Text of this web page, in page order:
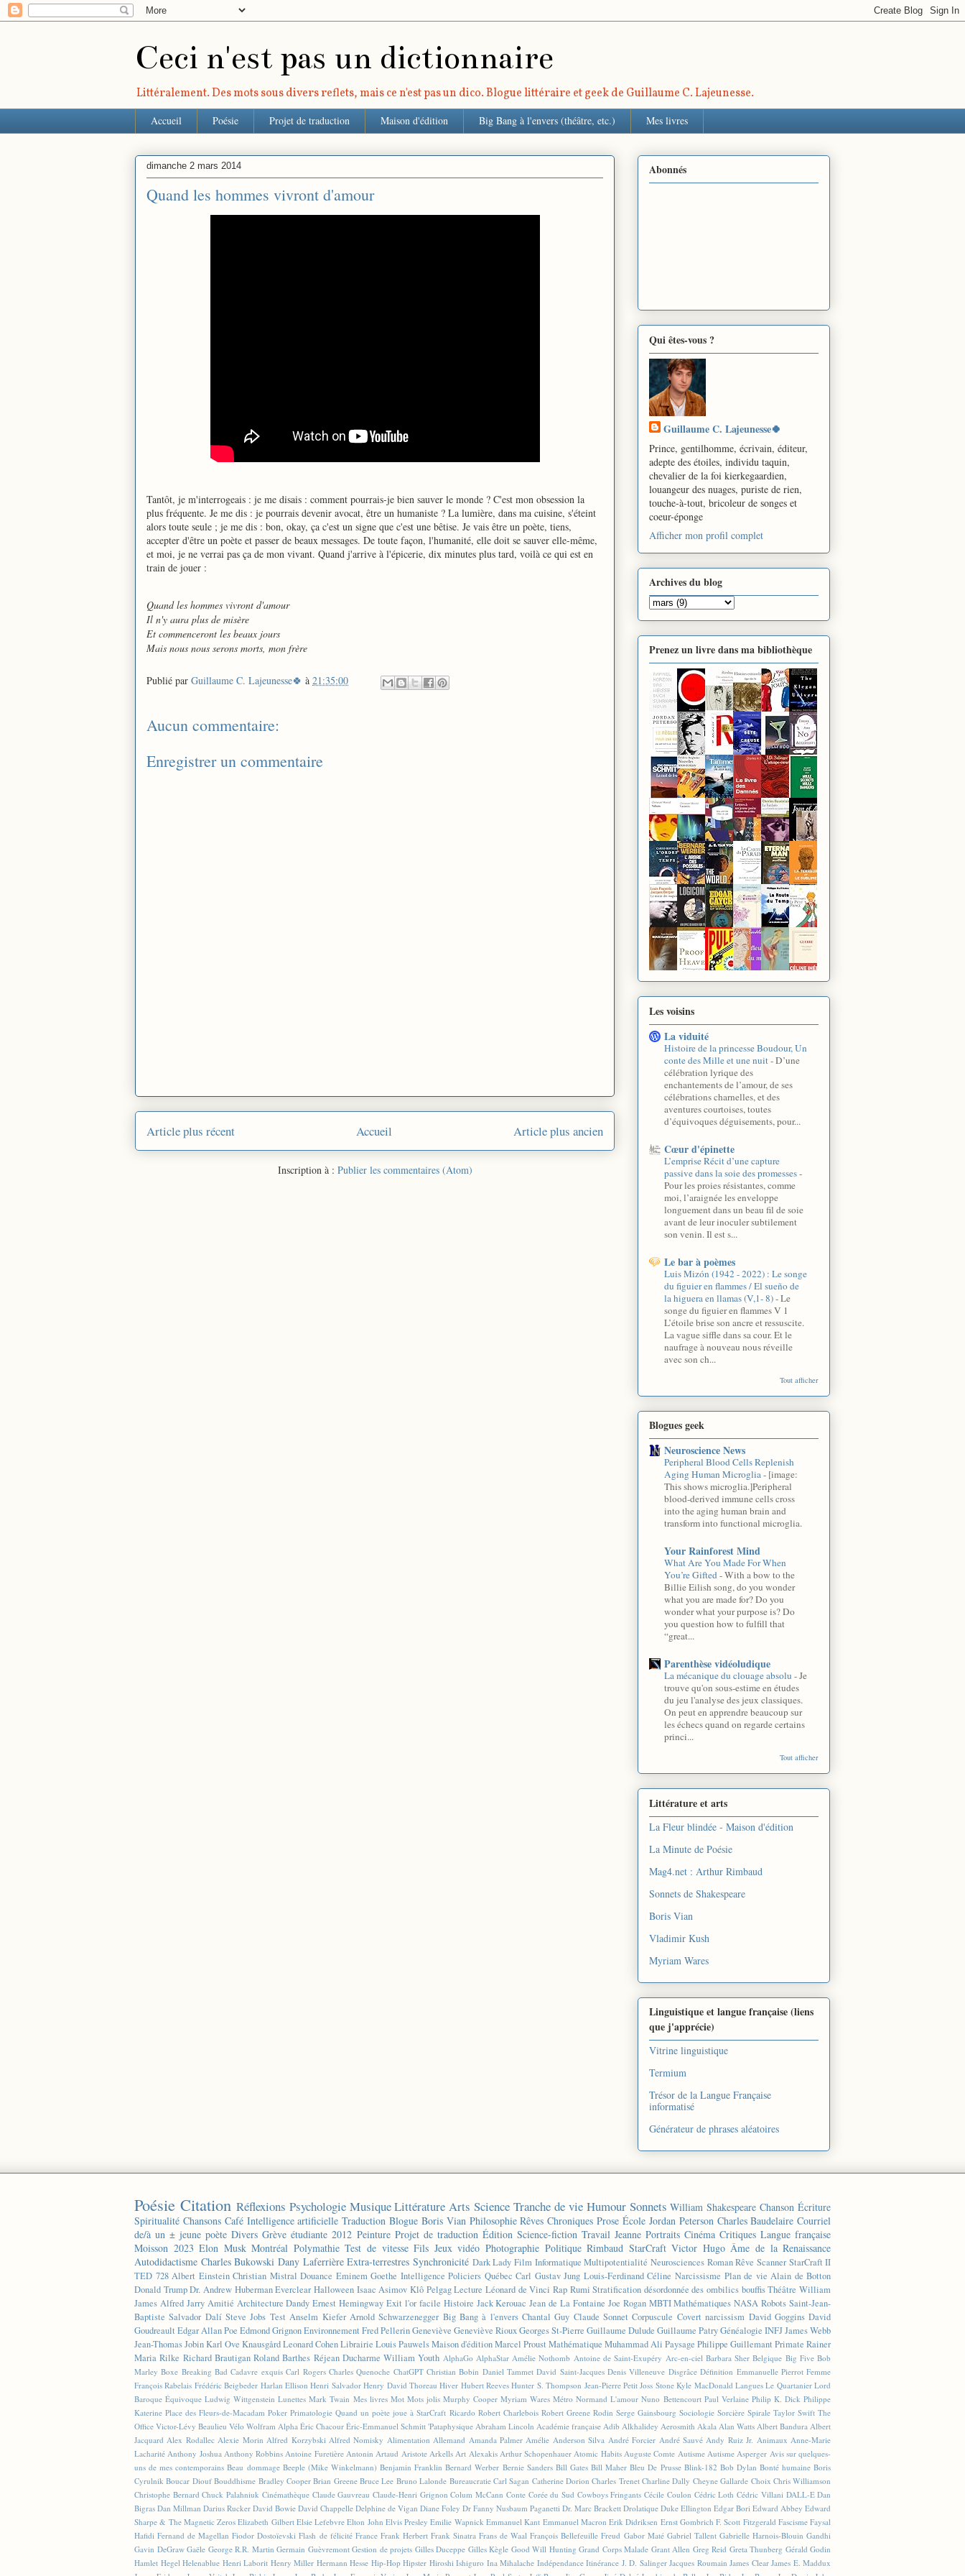
Ceci n'est pas un dictionnaire
Littéralement. Des mots sous divers reflets, mais ce n'est pas un dico. Blogue littéraire et geek de Guillaume C. Lajeunesse.
Accueil Poésie Projet de traduction Maison d'édition Big Bang à l'envers (théâtre, etc.) Mes livres
dimanche 2 mars 2014
Quand les hommes vivront d'amour
Tantôt, je m'interrogeais : je me disais : comment pourrais-je bien sauver le monde ? C'est mon obsession la
plus fréquente. Je me dis : je pourrais devenir avocat, être un humaniste ? La lumière, dans ma cuisine, s'éteint
alors toute seule ; je me dis : bon, okay, ça c'est un signe que c'est une bêtise. Je vais être un poète, tiens,
accepter d'être un poète et passer de beaux messages. De toute façon, l'humanité, elle doit se sauver elle-même,
et moi, je ne verrai pas ça de mon vivant. Quand j'arrive à l'épicerie, dix minutes plus tard, voilà ce qui est en
train de jouer :
Quand les hommes vivront d'amour
Il n'y aura plus de misère
Et commenceront les beaux jours
Mais nous nous serons morts, mon frère
Publié par Guillaume C. Lajeunesse🍀 à 21:35:00
Aucun commentaire:
Enregistrer un commentaire
Article plus récent Article plus ancien
Accueil
Inscription à : Publier les commentaires (Atom)
Abonnés
Qui êtes-vous ?
Guillaume C. Lajeunesse🍀
Prince, gentilhomme, écrivain, éditeur,
adepte des étoiles, individu taquin,
chevalier de la foi kierkegaardien,
louangeur des nuages, puriste de rien,
touche-à-tout, bricoleur de songes et
coeur-éponge
Afficher mon profil complet
Archives du blog
Prenez un livre dans ma bibliothèque
Les voisins
La viduité
Histoire de la princesse Boudour, Un
conte des Mille et une nuit-D’une
célébration lyrique des
enchantements de l’amour, de ses
célébrations charnelles, et des
aventures courtoises, toutes
d’équivoques déguisements, pour...
Cœur d'épinette
L’emprise Récit d’une capture
passive dans la soie des promesses-
Pour les proies résistantes, comme
moi, l’araignée les enveloppe
longuement dans un beau fil de soie
avant de leur inoculer subtilement
son venin. Il est s...
Le bar à poèmes
Luis Mizón (1942 - 2022) : Le songe
du figuier en flammes / El sueño de
la higuera en llamas (V,1- 8)-Le
songe du figuier en flammes V 1
L’étoile brise son ancre et ressuscite.
La vague siffle dans sa cour. Et le
naufrage à nouveau nous réveille
avec son ch...
Tout afficher
Blogues geek
Neuroscience News
Peripheral Blood Cells Replenish
Aging Human Microglia- [image:
This shows microglia.]Peripheral
blood-derived immune cells cross
into the aging human brain and
transform into functional microglia.
Your Rainforest Mind
What Are You Made For When
You’re Gifted-With a bow to the
Billie Eilish song, do you wonder
what you are made for? Do you
wonder what your purpose is? Do
you question how to fulfill that
“great...
Parenthèse vidéoludique
La mécanique du clouage absolu -Je
trouve qu'on sous-estime en études
du jeu l'analyse des jeux classiques.
On peut en apprendre beaucoup sur
les échecs quand on regarde certains
princi...
Tout afficher
Littérature et arts
La Fleur blindée - Maison d'édition
La Minute de Poésie
Mag4.net : Arthur Rimbaud
Sonnets de Shakespeare
Boris Vian
Vladimir Kush
Myriam Wares
Linguistique et langue française (liens
que j'apprécie)
Vitrine linguistique
Termium
Trésor de la Langue Française
informatisé
Générateur de phrases aléatoires
Poésie Citation Réflexions Psychologie Musique Littérature Arts Science Tranche de vie Humour Sonnets William Shakespeare Chanson Écriture
Spiritualité Chansons Café Intelligence artificielle Traduction Blogue Boris Vian Philosophie Rêves Chroniques Prose École Jordan Peterson Charles Baudelaire Courriel
de/à un ± jeune poète Divers Grève étudiante 2012 Peinture Projet de traduction Édition Science-fiction Travail Jeanne Portraits Cinéma Critiques Langue française
Moisson 2023 Elon Musk Montréal Polymathie Test de vitesse Fils Jeux vidéo Photographie Politique Rimbaud StarCraft Victor Hugo Âme de la Renaissance
Autodidactisme Charles Bukowski Dany Laferrière Extra-terrestres Synchronicité Dark Lady Film Informatique Multipotentialité Neurosciences Roman Rêve Scanner StarCraft II
TED 728 Albert Einstein Christian Mistral Douance Eminem Goethe Intelligence Policiers Québec Carl Gustav Jung Louis-Ferdinand Céline Narcissisme Plan de vie Alain de Botton
Donald Trump Dr. Andrew Huberman Everclear Halloween Isaac Asimov Klô Pelgag Lecture Léonard de Vinci Rap Rumi Stratification désordonnée des ombilics bouffis Théâtre William
James Alfred Jarry Amitié Architecture Dandy Ernest Hemingway Exit l'or facile Histoire Jack Kerouac Jean de La Fontaine Joe Rogan MBTI Mathématiques NASA Robots Saint-Jean-
Baptiste Salvador Dalí Steve Jobs Test Anselm Kiefer Arnold Schwarzenegger Big Bang à l'envers Chantal Guy Claude Sonnet Corpuscule Covert narcissism David Goggins David
Goudreault Edgar Allan Poe Edmond GrignonEnvironnement Fred PellerinGeneviève Geneviève RiouxGeorges St-Pierre Guillaume Dulude Guillaume PatryGénéalogie INFJJames Webb
Jean-Thomas JobinKarl Ove KnausgårdLeonard CohenLibrairie Louis PauwelsMaison d'éditionMarcel Proust Mathématique Muhammad Ali Paysage Philippe Guillemant Primate Rainer
Maria Rilke Richard Brautigan Roland Barthes Réjean Ducharme William Youth AlphaGo AlphaStar Amélie Nothomb Antoine de Saint-Exupéry Arc-en-ciel Barbara Sher Belgique Big Five Bob
Marley Boxe Breaking Bad Cadavre exquis Carl Rogers Charles Quenoche ChatGPT Christian Bobin Daniel Tammet David Saint-Jacques Denis Villeneuve Disgrâce Définition Emmanuelle Pierrot Femme
François Rabelais Frédéric Beigbeder Harlan Ellison Henri Salvador Henry David Thoreau Hiver Hubert Reeves Hunter S. Thompson Jean-Pierre Petit Joss Stone Kyle MacDonald Langues Le Quartanier Lord
Baroque Équivoque Ludwig Wittgenstein Lunettes Mark Twain Mes livres Mot Mots jolis Murphy Cooper Myriam Wares Métro Normand L'amour Nuno Bettencourt Paul Verlaine Philip K. Dick Philippe
Katerine Place des Fleurs-de-Macadam Poker Primatologie Quand un poète joue à StarCraft Ricardo Robert Charlebois Robert Greene Rodin Serge Gainsbourg Sociologie Sorcière Spirale Taylor Swift The
Office Victor-Lévy Beaulieu Vélo Wolfram Alpha Éric Chacour Éric-Emmanuel Schmitt 'Pataphysique Abraham Lincoln Académie française Adib Alkhalidey Aerosmith Akala Alan Watts Albert Bandura Albert
Jacquard Alex Rodallec Alexie Morin Alfred Korzybski Alfred Nomisky Alimentation Allemand Amanda Palmer Amélie Anderson Silva André Forcier André Sauvé Andy Ruiz Jr. Animaux Anne-Marie
Lacharité Anthony Joshua Anthony Robbins Antoine Furetière Antonin Artaud Aristote Arkells Art Alexakis Arthur Schopenhauer Atomic Habits Auguste Comte Autisme Autisme Asperger Avis sur quelques-
uns de mes contemporains Beau dommage Beeple (Mike Winkelmann) Benjamin Franklin Bernard Werber Bernie Sanders Bill Gates Bill Maher Bleu De Prusse Blink-182 Bob Dylan Bonté humaine Boris
Cyrulnik Boucar Diouf Bouddhisme Bradley Cooper Brian Greene Bruce Lee Bruno Lalonde Bureaucratie Carl Sagan Catherine Dorion Charles Trenet Charline Dally Cheyne Gallarde Choix Chris Williamson
Christophe Bernard Chuck Palahniuk Cinémathèque Claude Gauvreau Claude-Henri Grignon Colum McCann Conte Corée du Sud Cowboys Fringants Cécile Coulon Cédric Loth Cédric Villani DALL-E Dan
Bigras Dan Millman Darius Rucker David Bowie David Chappelle Delphine de Vigan Diane Foley Dr Fanny Nusbaum Paganetti Dr. Marc Brackett Drolatique Duke Ellington Edgar Bori Edward Abbey Edward
Sharpe & The Magnetic Zeros Elizabeth Gilbert Elsie Lefebvre Elton John Elvis Presley Emilie Wapnick Emmanuel Kant Emmanuel Macron Erik Didriksen Ernst Gombrich F. Scott Fitzgerald Fascisme Faysal
Hafidi Fernand de Magellan Fiodor Dostoïevski Flash de félicité France Frank Herbert Frank Sinatra Frans de Waal François Bellefeuille Freud Gabor Maté Gabriel Tallent Gabrielle Harnois-Blouin Gandhi
Gavin DeGraw Gaële George R.R. Martin Germain Guèvremont Gestion de projets Gilles Duceppe Gilles Kègle Good Will Hunting Grand Corps Malade Grant Allen Greg Reid Greta Thunberg Gérald Godin
Hamlet Hegel Helenablue Henri Laborit Henry Miller Hermann Hesse Hip-Hop Hipster Hiroshi Ishiguro Ina Mihalache Indépendance Itinérance J. D. Salinger Jacques Roumain James Clear James E. Maddux